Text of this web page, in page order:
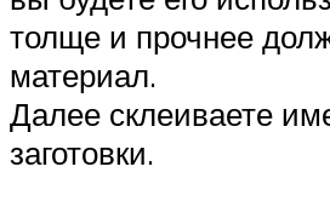
толще и прочнее
материал.
Далее склеиваете
заготовки.